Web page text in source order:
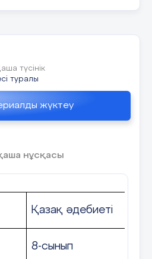
ақыл айтты?
күйде жүруі үшін қандай қасиет
осындай жағдай кесдесті
түсінесіздер?
тыныштықта болу үшін қандай
кезде қандай сезімде
түсінік
туралы
жүктеу
нұсқасы
Қазақ әдебиеті
8-сынып